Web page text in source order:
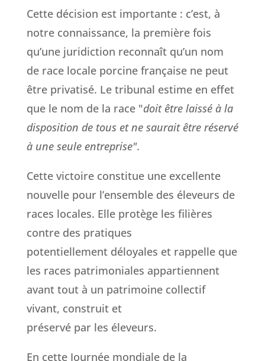
Cette décision est importante : c’est, à
notre connaissance, la première fois
qu’une juridiction reconnaît qu’un nom
de race locale porcine française ne peut
être privatisé. Le tribunal estime en effet
que le nom de la race "doit être laissé à la
disposition de tous et ne saurait être réservé
à une seule entreprise".
Cette victoire constitue une excellente
nouvelle pour l’ensemble des éleveurs de
races locales. Elle protège les filières
contre des pratiques
potentiellement déloyales et rappelle que
les races patrimoniales appartiennent
avant tout à un patrimoine collectif
vivant, construit et
préservé par les éleveurs.
En cette Journée mondiale de la